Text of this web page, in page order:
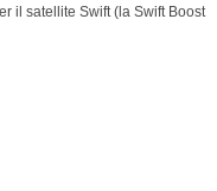
il satellite Swift (la Swift Boost